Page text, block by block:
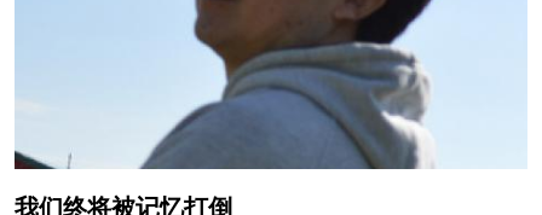
我们终将被记忆打倒